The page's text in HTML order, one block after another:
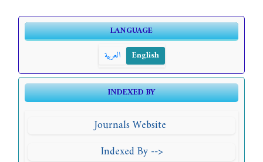
LANGUAGE
العربية
English
INDEXED BY
Journals Website
Indexed By -->